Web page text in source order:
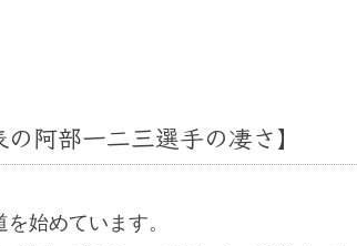
の阿部一二三選手の凄さ】
始めています。